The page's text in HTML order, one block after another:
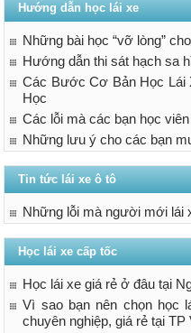
Hướng dẫn học lái xe
Những bài học “vỡ lòng”
Hướng dẫn thi sát hạch sa
Các Bước Cơ Bản Học
Học
Các lỗi mà các bạn học
Những lưu ý cho các bạn
Tin tức lái xe ô tô
Những lỗi mà người mới lái
Học lái xe cấp tốc
Học lái xe giá rẻ ở đâu tại
Vì sao bạn nên chọn học
chuyên nghiệp, giá rẻ tại